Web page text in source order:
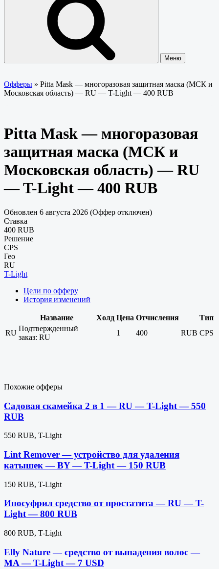
Меню
Офферы » Pitta Mask — многоразовая защитная маска (МСК и
Московская область) — RU — T-Light — 400 RUB
Pitta Mask — многоразовая
защитная маска (МСК и
Московская область) — RU
— T-Light — 400 RUB
Обновлен 6 августа 2026 (Оффер отключен)
Ставка
400 RUB
Решение
CPS
Гео
RU
T-Light
Цели по офферу
История изменений
Название Холд Цена Отчисления
Тип
RU
Подтвержденный
заказ: RU
1 400 RUB CPS
Похожие офферы
Садовая скамейка 2 в 1 — RU — T-Light — 550
RUB
550 RUB, T-Light
Lint Remover — устройство для удаления
катышек — BY — T-Light — 150 RUB
150 RUB, T-Light
Иносуфрил средство от простатита — RU — T-
Light — 800 RUB
800 RUB, T-Light
Elly Nature — средство от выпадения волос —
MA — T-Light — 7 USD